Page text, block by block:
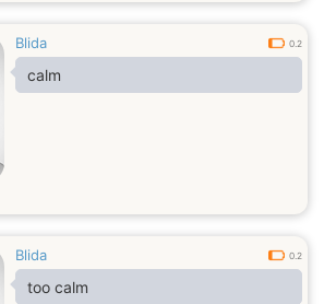
Blida 0.2
calm
Blida 0.2
too calm